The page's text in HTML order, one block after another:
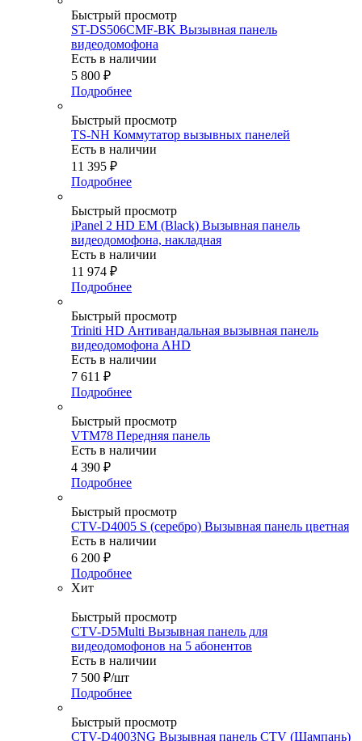
Быстрый просмотр
ST-DS506CMF-BK Вызывная панель
видеодомофона
Есть в наличии
5 800 ₽
Подробнее
Быстрый просмотр
TS-NH Коммутатор вызывных панелей
Есть в наличии
11 395 ₽
Подробнее
Быстрый просмотр
iPanel 2 HD EM (Black) Вызывная панель
видеодомофона, накладная
Есть в наличии
11 974 ₽
Подробнее
Быстрый просмотр
Triniti HD Антивандальная вызывная панель
видеодомофона AHD
Есть в наличии
7 611 ₽
Подробнее
Быстрый просмотр
VTM78 Передняя панель
Есть в наличии
4 390 ₽
Подробнее
Быстрый просмотр
CTV-D4005 S (серебро) Вызывная панель цветная
Есть в наличии
6 200 ₽
Подробнее
Хит
Быстрый просмотр
CTV-D5Multi Вызывная панель для
видеодомофонов на 5 абонентов
Есть в наличии
7 500 ₽/шт
Подробнее
Быстрый просмотр
CTV-D4003NG Вызывная панель CTV (Шампань)